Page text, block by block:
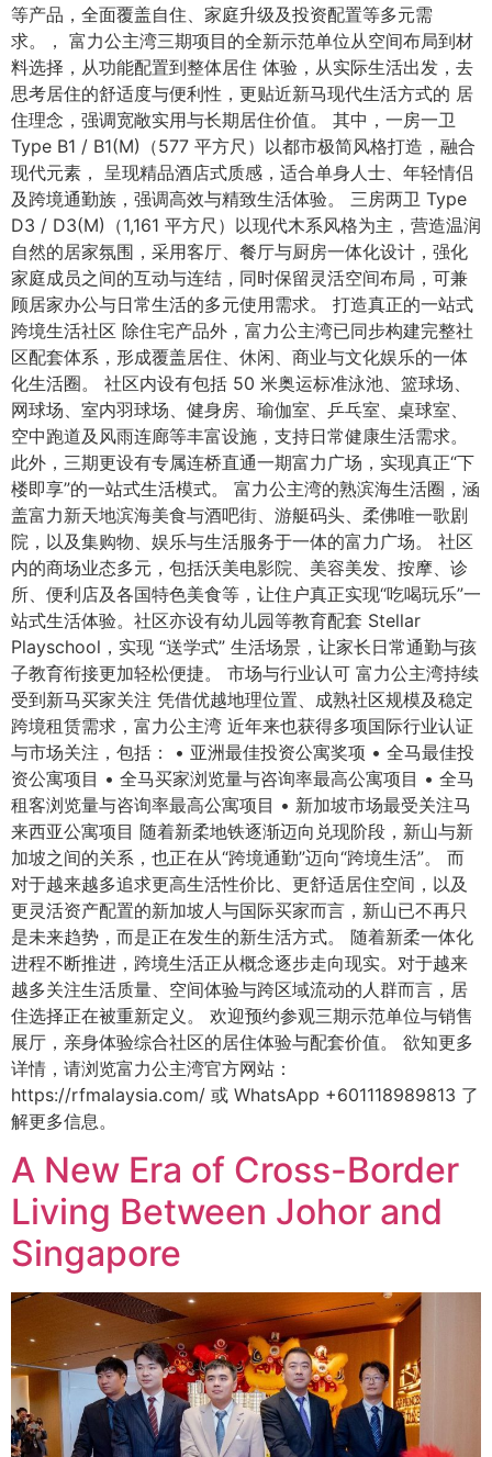
等产品，全面覆盖自住、家庭升级及投资配置等多元需
求。， 富力公主湾三期项目的全新示范单位从空间布局到材
料选择，从功能配置到整体居住 体验，从实际生活出发，去
思考居住的舒适度与便利性，更贴近新马现代生活方式的 居
住理念，强调宽敞实用与长期居住价值。 其中，一房一卫
Type B1 / B1(M)（577 平方尺）以都市极简风格打造，融合
现代元素， 呈现精品酒店式质感，适合单身人士、年轻情侣
及跨境通勤族，强调高效与精致生活体验。 三房两卫 Type
D3 / D3(M)（1,161 平方尺）以现代木系风格为主，营造温润
自然的居家氛围，采用客厅、餐厅与厨房一体化设计，强化
家庭成员之间的互动与连结，同时保留灵活空间布局，可兼
顾居家办公与日常生活的多元使用需求。 打造真正的一站式
跨境生活社区 除住宅产品外，富力公主湾已同步构建完整社
区配套体系，形成覆盖居住、休闲、商业与文化娱乐的一体
化生活圈。 社区内设有包括 50 米奥运标准泳池、篮球场、
网球场、室内羽球场、健身房、瑜伽室、乒乓室、桌球室、
空中跑道及风雨连廊等丰富设施，支持日常健康生活需求。
此外，三期更设有专属连桥直通一期富力广场，实现真正“下
楼即享”的一站式生活模式。 富力公主湾的熟滨海生活圈，涵
盖富力新天地滨海美食与酒吧街、游艇码头、柔佛唯一歌剧
院，以及集购物、娱乐与生活服务于一体的富力广场。 社区
内的商场业态多元，包括沃美电影院、美容美发、按摩、诊
所、便利店及各国特色美食等，让住户真正实现“吃喝玩乐”一
站式生活体验。社区亦设有幼儿园等教育配套 Stellar
Playschool，实现 “送学式” 生活场景，让家长日常通勤与孩
子教育衔接更加轻松便捷。 市场与行业认可 富力公主湾持续
受到新马买家关注 凭借优越地理位置、成熟社区规模及稳定
跨境租赁需求，富力公主湾 近年来也获得多项国际行业认证
与市场关注，包括： • 亚洲最佳投资公寓奖项 • 全马最佳投
资公寓项目 • 全马买家浏览量与咨询率最高公寓项目 • 全马
租客浏览量与咨询率最高公寓项目 • 新加坡市场最受关注马
来西亚公寓项目 随着新柔地铁逐渐迈向兑现阶段，新山与新
加坡之间的关系，也正在从“跨境通勤”迈向“跨境生活”。 而
对于越来越多追求更高生活性价比、更舒适居住空间，以及
更灵活资产配置的新加坡人与国际买家而言，新山已不再只
是未来趋势，而是正在发生的新生活方式。 随着新柔一体化
进程不断推进，跨境生活正从概念逐步走向现实。对于越来
越多关注生活质量、空间体验与跨区域流动的人群而言，居
住选择正在被重新定义。 欢迎预约参观三期示范单位与销售
展厅，亲身体验综合社区的居住体验与配套价值。 欲知更多
详情，请浏览富力公主湾官方网站：
https://rfmalaysia.com/ 或 WhatsApp +601118989813 了
解更多信息。
A New Era of Cross-Border
Living Between Johor and
Singapore